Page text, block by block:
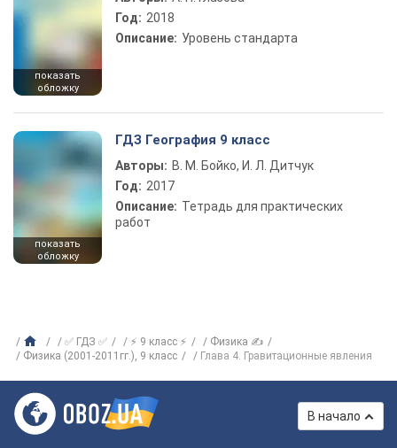
показать
обложку
Год: 2018
Описание: Уровень стандарта
показать
обложку
ГДЗ География 9 класс
Авторы: В. М. Бойко, И. Л. Дитчук
Год: 2017
Описание: Тетрадь для практических
работ
✅ ГДЗ ✅ ⚡ 9 класс ⚡
Физика ✍
Физика (2001-2011гг.), 9 класс
Глава 4. Гравитационные явления
В начало